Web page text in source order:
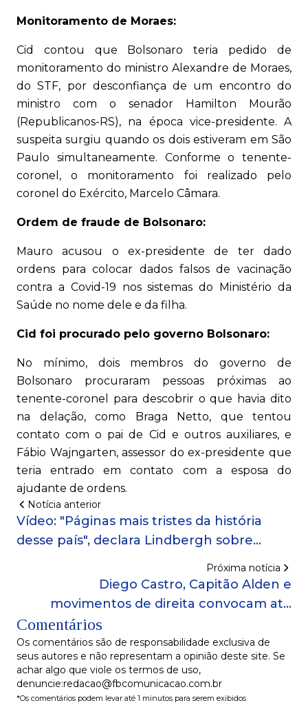
Monitoramento de Moraes:
Cid contou que Bolsonaro teria pedido de
monitoramento do ministro Alexandre de Moraes,
do STF, por desconfiança de um encontro do
ministro com o senador Hamilton Mourão
(Republicanos-RS), na época vice-presidente. A
suspeita surgiu quando os dois estiveram em São
Paulo simultaneamente. Conforme o tenente-
coronel, o monitoramento foi realizado pelo
coronel do Exército, Marcelo Câmara.
Ordem de fraude de Bolsonaro:
Mauro acusou o ex-presidente de ter dado
ordens para colocar dados falsos de vacinação
contra a Covid-19 nos sistemas do Ministério da
Saúde no nome dele e da filha.
Cid foi procurado pelo governo Bolsonaro:
No mínimo, dois membros do governo de
Bolsonaro procuraram pessoas próximas ao
tenente-coronel para descobrir o que havia dito
na delação, como Braga Netto, que tentou
contato com o pai de Cid e outros auxiliares, e
Fábio Wajngarten, assessor do ex-presidente que
teria entrado em contato com a esposa do
ajudante de ordens.
Notícia anterior
Vídeo: "Páginas mais tristes da história
desse país", declara Lindbergh sobre
Próxima notícia
Diego Castro, Capitão Alden e
movimentos de direita convocam ato
Comentários
Os comentários são de responsabilidade exclusiva de
seus autores e não representam a opinião deste site. Se
achar algo que viole os termos de uso,
denuncie:redacao@fbcomunicacao.com.br
*Os comentários podem levar até 1 minutos para serem exibidos